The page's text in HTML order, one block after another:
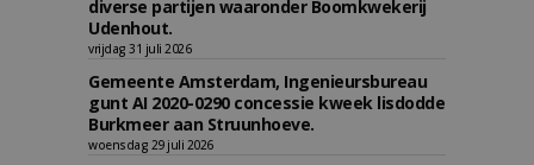
diverse partijen waaronder Boomkwekerij
Udenhout.
vrijdag 31 juli 2026
Gemeente Amsterdam, Ingenieursbureau
gunt AI 2020-0290 concessie kweek lisdodde
Burkmeer aan Struunhoeve.
woensdag 29 juli 2026